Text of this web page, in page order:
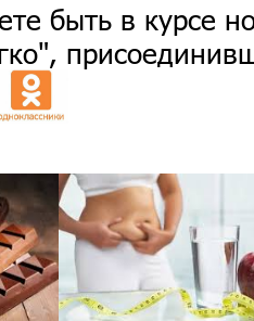
быть в курсе